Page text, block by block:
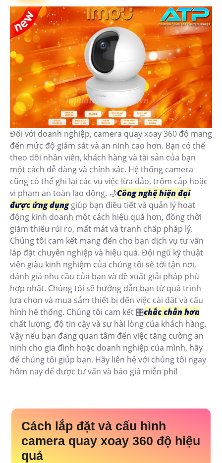
Đối với doanh nghiệp, camera quay xoay 360 độ mang
đến mức độ giám sát và an ninh cao hơn. Bạn có thể
theo dõi nhân viên, khách hàng và tài sản của bạn
một cách dễ dàng và chính xác. Hệ thống camera
cũng có thể ghi lại các vụ việc lừa đảo, trộm cắp hoặc
vi phạm an toàn lao động. 🌙Công nghệ hiện đại
được ứng dụnggiúp bạn điều tiết và quản lý hoạt
động kinh doanh một cách hiệu quả hơn, đồng thời
giảm thiểu rủi ro, mất mát và tranh chấp pháp lý.
Chúng tôi cam kết mang đến cho bạn dịch vụ tư vấn
lắp đặt chuyên nghiệp và hiệu quả. Đội ngũ kỹ thuật
viên giàu kinh nghiệm của chúng tôi sẽ tới tận nơi,
đánh giá nhu cầu của bạn và đề xuất giải pháp phù
hợp nhất. Chúng tôi sẽ hướng dẫn bạn từ quá trình
lựa chọn và mua sắm thiết bị đến việc cài đặt và cấu
hình hệ thống. Chúng tôi cam kết 🎛chắc chắn hơn
chất lượng, độ tin cậy và sự hài lòng của khách hàng.
Vậy nếu bạn đang quan tâm đến việc tăng cường an
ninh cho gia đình hoặc doanh nghiệp của mình, hãy
để chúng tôi giúp bạn. Hãy liên hệ với chúng tôi ngay
hôm nay để được tư vấn và báo giá miễn phí!
Cách lắp đặt và cấu hình
camera quay xoay 360 độ hiệu
quả